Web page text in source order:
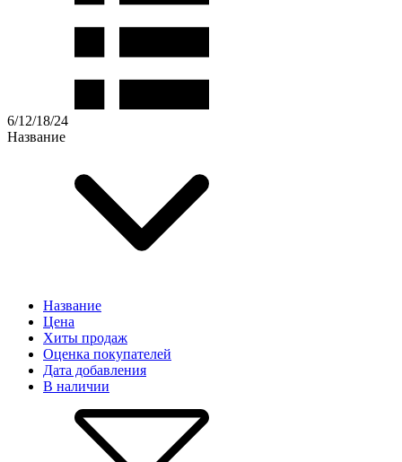
6/12/18/24
Название
Название
Цена
Хиты продаж
Оценка покупателей
Дата добавления
В наличии